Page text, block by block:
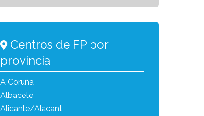
Centros de FP por
provincia
A Coruña
Albacete
Alicante/Alacant